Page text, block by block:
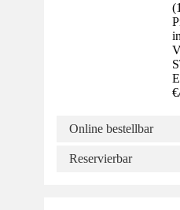
(
€
Online bestellbar
Reservierbar